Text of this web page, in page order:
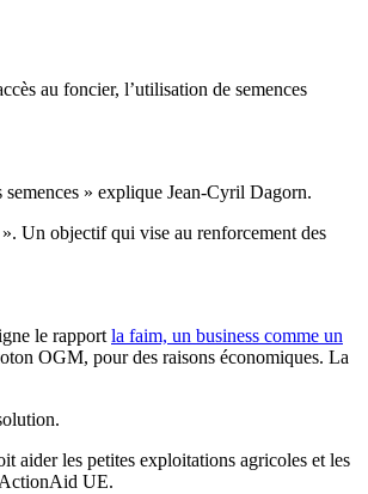
au foncier, l’utilisation de semences
semences » explique Jean-Cyril Dagorn.
Un objectif qui vise au renforcement des
le rapport la faim, un business comme un
OGM, pour des raisons économiques. La
aider les petites exploitations agricoles et les
UE.